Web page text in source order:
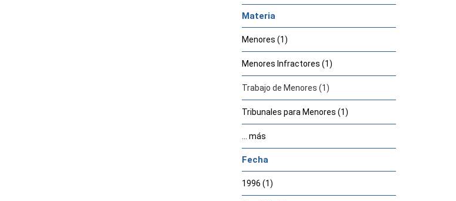
Materia
Menores (1)
Menores Infractores (1)
Trabajo de Menores (1)
Tribunales para Menores (1)
... más
Fecha
1996 (1)